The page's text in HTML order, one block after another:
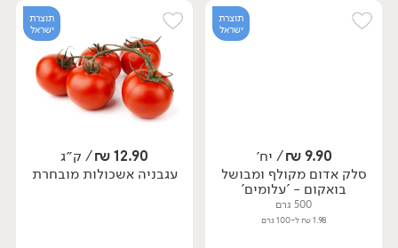
מארז יח׳ ק״ג
תוצרת
ישראל
9.90
₪/ יח׳
סלק אדום מקולף ומבושל
בואקום - 'עלומים'
500 גרם
1.98 ₪ ל-100 גרם
תוצרת
ישראל
12.90
₪/ ק״ג
עגבניה אשכולות מובחרת